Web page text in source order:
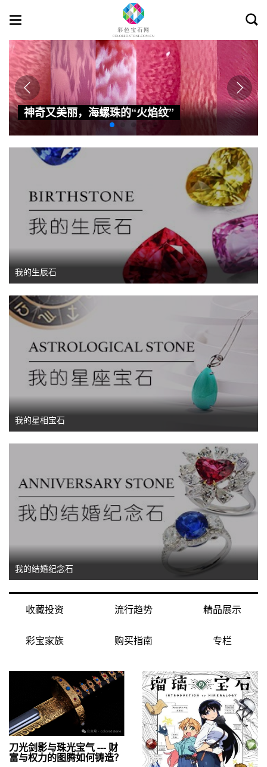
Toggle
navigation
神奇又美丽，海螺珠的“火焰纹”
我的生辰石
我的星相宝石
我的结婚纪念石
收藏投资 流行趋势 精品展示
彩宝家族 购买指南 专栏
刀光剑影与珠光宝气 --- 财
富与权力的图腾如何铸造？